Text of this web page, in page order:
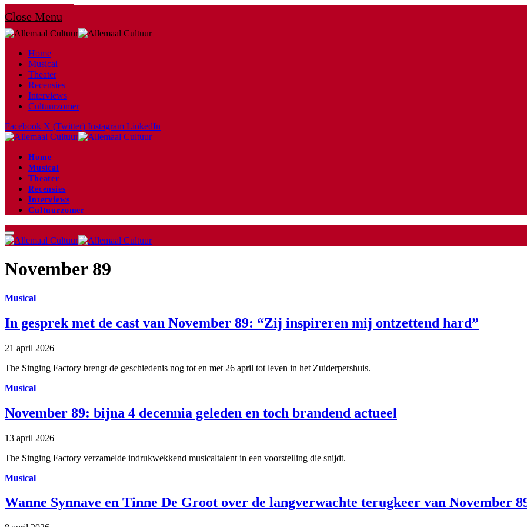
Close Menu
Home
Musical
Theater
Recensies
Interviews
Cultuurzomer
Facebook X (Twitter) Instagram LinkedIn
Home
Musical
Theater
Recensies
Interviews
Cultuurzomer
November 89
Musical
In gesprek met de cast van November 89: “Zij inspireren mij ontzettend hard”
21 april 2026
The Singing Factory brengt de geschiedenis nog tot en met 26 april tot leven in het Zuiderpershuis.
Musical
November 89: bijna 4 decennia geleden en toch brandend actueel
13 april 2026
The Singing Factory verzamelde indrukwekkend musicaltalent in een voorstelling die snijdt.
Musical
Wanne Synnave en Tinne De Groot over de langverwachte terugkeer van November